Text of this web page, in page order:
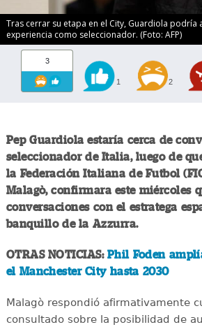
Tras cerrar su etapa en el City, Guardiola podría
experiencia como seleccionador. (Foto: AFP)
3
1 2
Pep Guardiola estaría cerca de
seleccionador de Italia, luego de
la Federación Italiana de Futbol
Malagò, confirmara este miércoles
conversaciones con el estratega
banquillo de la Azzurra.
OTRAS NOTICIAS: Phil Foden
el Manchester City hasta 2030
Malagò respondió afirmativamente
consultado sobre la posibilidad de